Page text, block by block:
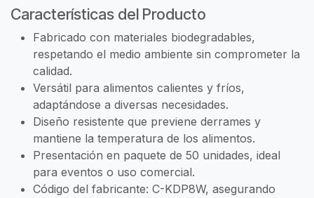
Características del Producto
Fabricado con materiales biodegradables,
respetando el medio ambiente sin comprometer la
calidad.
Versátil para alimentos calientes y fríos,
adaptándose a diversas necesidades.
Diseño resistente que previene derrames y
mantiene la temperatura de los alimentos.
Presentación en paquete de 50 unidades, ideal
para eventos o uso comercial.
Código del fabricante: C-KDP8W, asegurando